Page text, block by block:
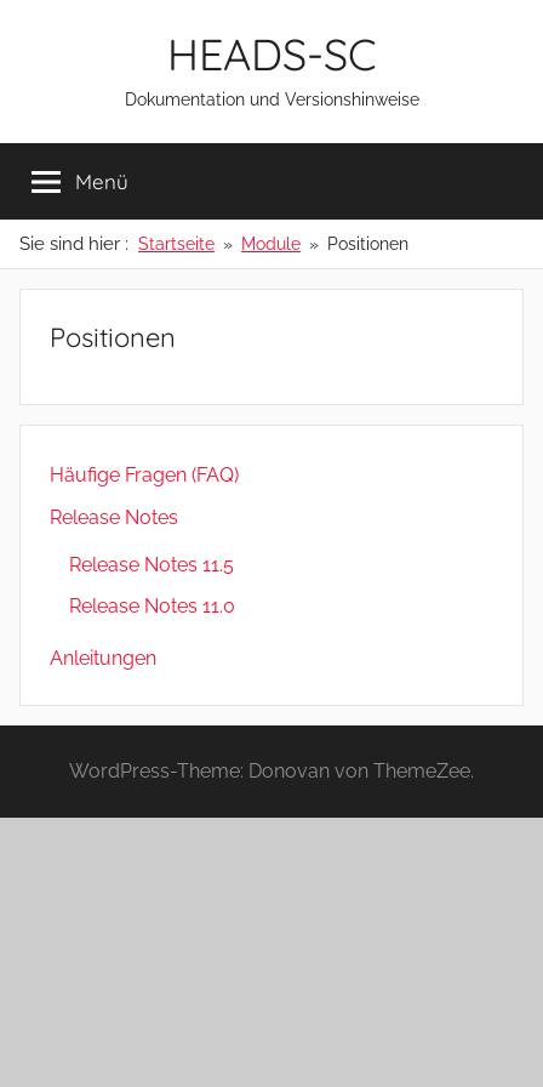
HEADS-SC
Dokumentation und Versionshinweise
Menü
Sie sind hier : Startseite Module Positionen
Positionen
Häufige Fragen (FAQ)
Release Notes
Release Notes 11.5
Release Notes 11.0
Anleitungen
WordPress-Theme: Donovan von ThemeZee.